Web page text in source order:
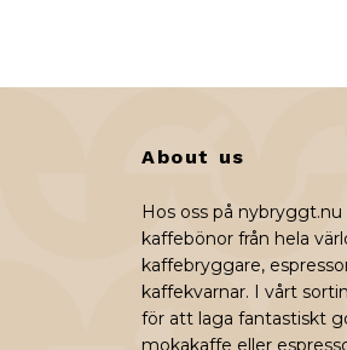
About us
Hos oss på
kaffebönor från hela
kaffebryggare,
kaffekvarnar. I vårt
för att laga fantastiskt
mokakaffe eller